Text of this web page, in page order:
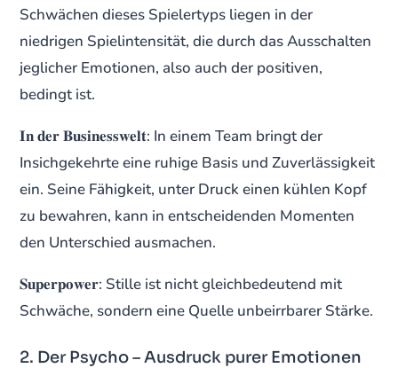
Schwächen dieses Spielertyps liegen in der
niedrigen Spielintensität, die durch das Ausschalten
jeglicher Emotionen, also auch der positiven,
bedingt ist.
𝐈𝐧 𝐝𝐞𝐫 𝐁𝐮𝐬𝐢𝐧𝐞𝐬𝐬𝐰𝐞𝐥𝐭: In einem Team bringt der
Insichgekehrte eine ruhige Basis und Zuverlässigkeit
ein. Seine Fähigkeit, unter Druck einen kühlen Kopf
zu bewahren, kann in entscheidenden Momenten
den Unterschied ausmachen.
𝐒𝐮𝐩𝐞𝐫𝐩𝐨𝐰𝐞𝐫: Stille ist nicht gleichbedeutend mit
Schwäche, sondern eine Quelle unbeirrbarer Stärke.
2. Der Psycho – Ausdruck purer Emotionen